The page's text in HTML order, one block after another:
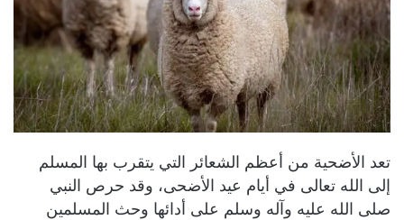
تعد الأضحية من أعظم الشعائر التي يتقرب بها المسلم
إلى الله تعالى في أيام عيد الأضحى، وقد حرص النبي
صلى الله عليه وآله وسلم على أدائها وحث المسلمين